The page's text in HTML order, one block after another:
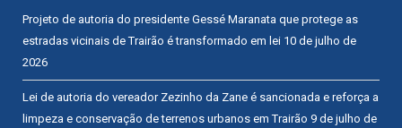
Projeto de autoria do presidente Gessé Maranata que protege as
estradas vicinais de Trairão é transformado em lei 10 de julho de
2026
Lei de autoria do vereador Zezinho da Zane é sancionada e reforça a
limpeza e conservação de terrenos urbanos em Trairão 9 de julho de